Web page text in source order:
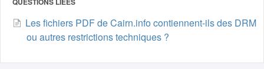
Les fichiers PDF de Cairn.info contiennent-ils des DRM
ou autres restrictions techniques ?